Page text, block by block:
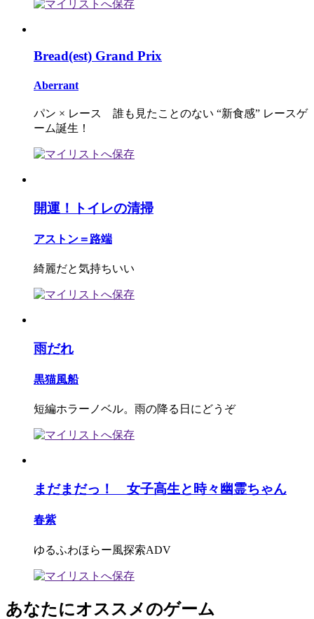
Bread(est) Grand Prix
Aberrant
パン × レース 誰も見たことのない “新食感” レースゲ
ーム誕生！
開運！トイレの清掃
アストン＝路端
綺麗だと気持ちいい
雨だれ
黒猫風船
短編ホラーノベル。雨の降る日にどうぞ
まだまだっ！ 女子高生と時々幽霊ちゃん
春紫
ゆるふわほらー風探索ADV
あなたにオススメのゲーム